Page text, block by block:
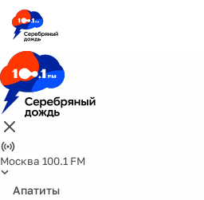
Москва 100.1 FM
Апатиты